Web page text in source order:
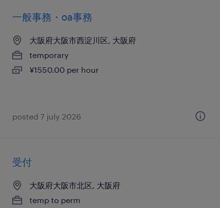
一般事務・oa事務
大阪府大阪市西淀川区, 大阪府
temporary
¥1550.00 per hour
posted 7 july 2026
受付
大阪府大阪市北区, 大阪府
temp to perm